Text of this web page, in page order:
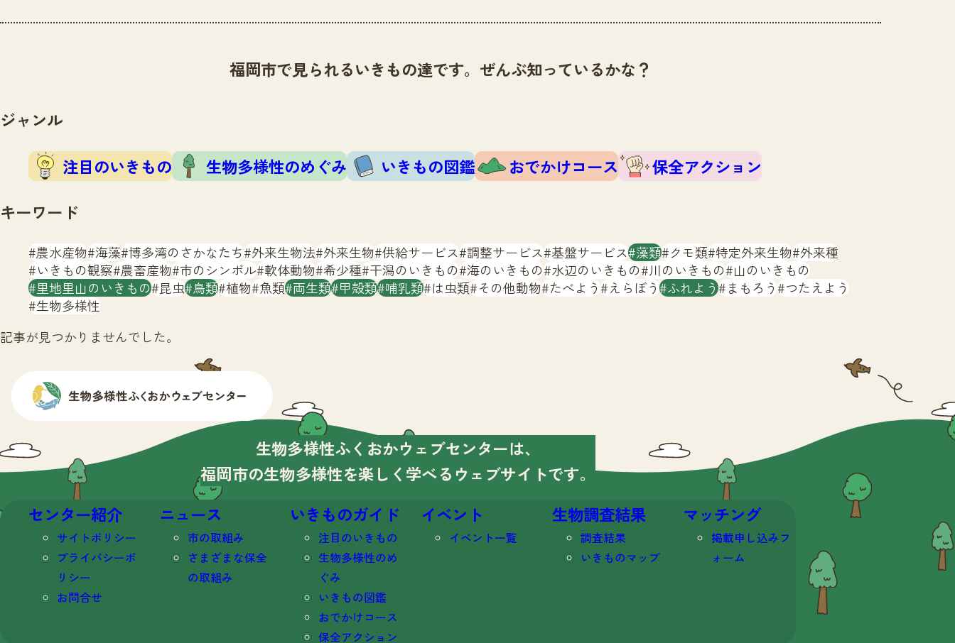
福岡市で見られるいきもの達です。ぜんぶ知っているかな？
ジャンル
注目のいきもの 生物多様性のめぐみ いきもの図鑑 おでかけコース
保全アクション
キーワード
農水産物 海藻 博多湾のさかなたち 外来生物法 外来生物 供給サービス 調整サービス 基盤サービス 藻類 クモ類 特定外来生物 外来種
いきもの観察 農畜産物 市のシンボル 軟体動物 希少種 干潟のいきもの 海のいきもの 水辺のいきもの 川のいきもの 山のいきもの
里地里山のいきもの 昆虫 鳥類 植物 魚類 両生類 甲殻類 哺乳類 は虫類 その他動物 たべよう えらぼう ふれよう まもろう つたえよう
生物多様性
記事が見つかりませんでした。
生物多様性ふくおかウェブセンターは、
福岡市の生物多様性を楽しく学べる ウェブサイトです。
センター紹介
サイトポリシー
プライバシーポ
リシー
お問合せ
ニュース
市の取組み
さまざまな保全
の取組み
いきものガイド
注目のいきもの
生物多様性のめ
ぐみ
いきもの図鑑
おでかけコース
保全アクション
イベント
イベント一覧
生物調査結果
調査結果
いきものマップ
マッチング
掲載申し込みフ
ォーム